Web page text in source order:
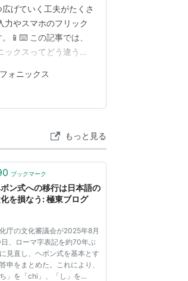
げていく工夫がたくさ
力やスマホのフリック
📱⌨️ この記事では、
ックスってどう違う
流れを知りたい方
フォニックス
もっと見る
ブックマーク
ン式への移行は日本語の
を損なう: 極東ブログ
庁の文化審議会が2025年8月
、ローマ字表記を約70年ぶ
見直し、ヘボン式を基本とす
申をまとめた。これにより、
ち」を「chi」、「し」を